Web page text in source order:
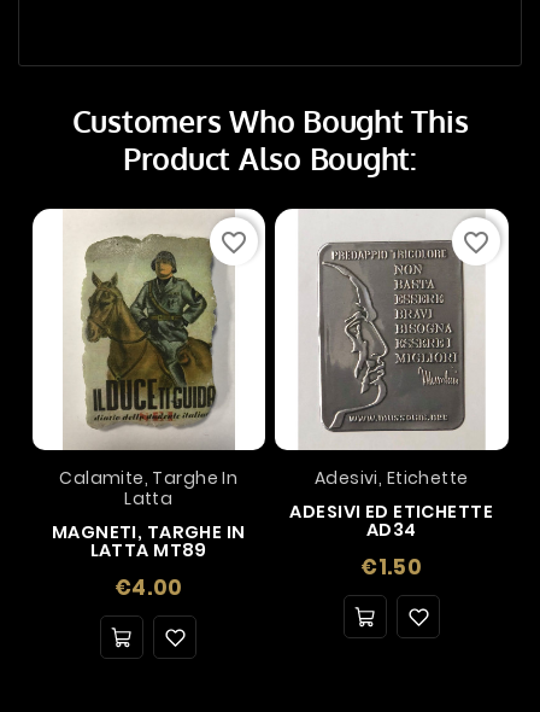
Customers Who Bought This
Product Also Bought:
Calamite, Targhe In
Latta
MAGNETI, TARGHE IN
LATTA MT89
€4.00
favorite_border
Adesivi, Etichette
ADESIVI ED ETICHETTE
AD34
€1.50
favorite_border